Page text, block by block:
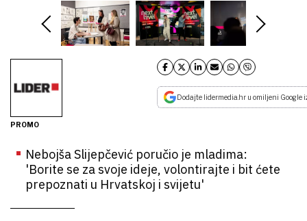
PROMO
Dodajte lidermedia.hr u omiljeni Google
Nebojša Slijepčević poručio je mladima:
'Borite se za svoje ideje, volontirajte i bit ćete
prepoznati u Hrvatskoj i svijetu'